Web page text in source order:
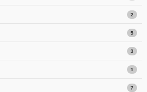
2
5
3
1
7